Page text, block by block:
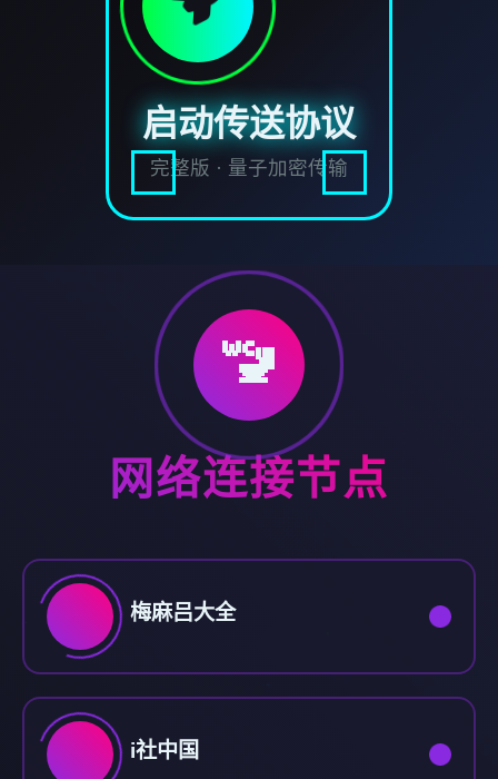
启动传送协议
完整版 · 量子加密传输
🚾
网络连接节点
梅麻吕大全
i社中国